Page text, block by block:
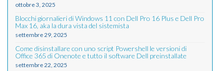
ottobre 3, 2025
Blocchi giornalieri di Windows 11 con Dell Pro 16 Plus e Dell Pro
Max 16, aka la dura vista del sistemista
settembre 29, 2025
Come disinstallare con uno script Powershell le versioni di
Office 365 di Onenote e tutto il software Dell preinstallate
settembre 22, 2025